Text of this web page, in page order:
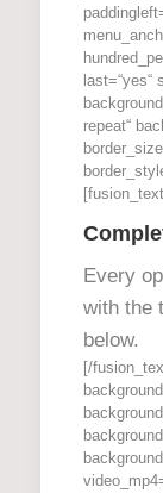
last=“yes“
repeat“
Every
with the
below.
[/